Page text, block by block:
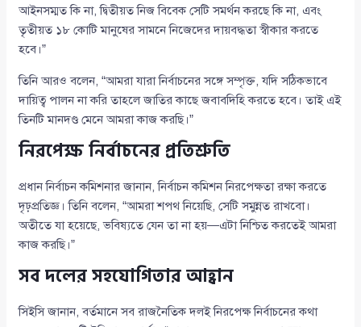
আইনসম্মত কি না, দ্বিতীয়ত নিজ বিবেক সেটি সমর্থন করছে কি না, এবং
তৃতীয়ত ১৮ কোটি মানুষের সামনে নিজেদের দায়বদ্ধতা স্বীকার করতে
হবে।”
তিনি আরও বলেন, “আমরা যারা নির্বাচনের সঙ্গে সম্পৃক্ত, যদি সঠিকভাবে
দায়িত্ব পালন না করি তাহলে জাতির কাছে জবাবদিহি করতে হবে। তাই এই
তিনটি মানদণ্ড মেনে আমরা কাজ করছি।”
নিরপেক্ষ নির্বাচনের প্রতিশ্রুতি
প্রধান নির্বাচন কমিশনার জানান, নির্বাচন কমিশন নিরপেক্ষতা রক্ষা করতে
দৃঢ়প্রতিজ্ঞ। তিনি বলেন, “আমরা শপথ নিয়েছি, সেটি সমুন্নত রাখবো।
অতীতে যা হয়েছে, ভবিষ্যতে যেন তা না হয়—এটা নিশ্চিত করতেই আমরা
কাজ করছি।”
সব দলের সহযোগিতার আহ্বান
সিইসি জানান, বর্তমানে সব রাজনৈতিক দলই নিরপেক্ষ নির্বাচনের কথা